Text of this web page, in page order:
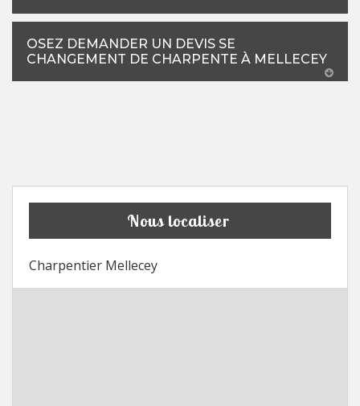
OSEZ DEMANDER UN DEVIS SE
CHANGEMENT DE CHARPENTE À MELLECEY
Nous localiser
Charpentier Mellecey